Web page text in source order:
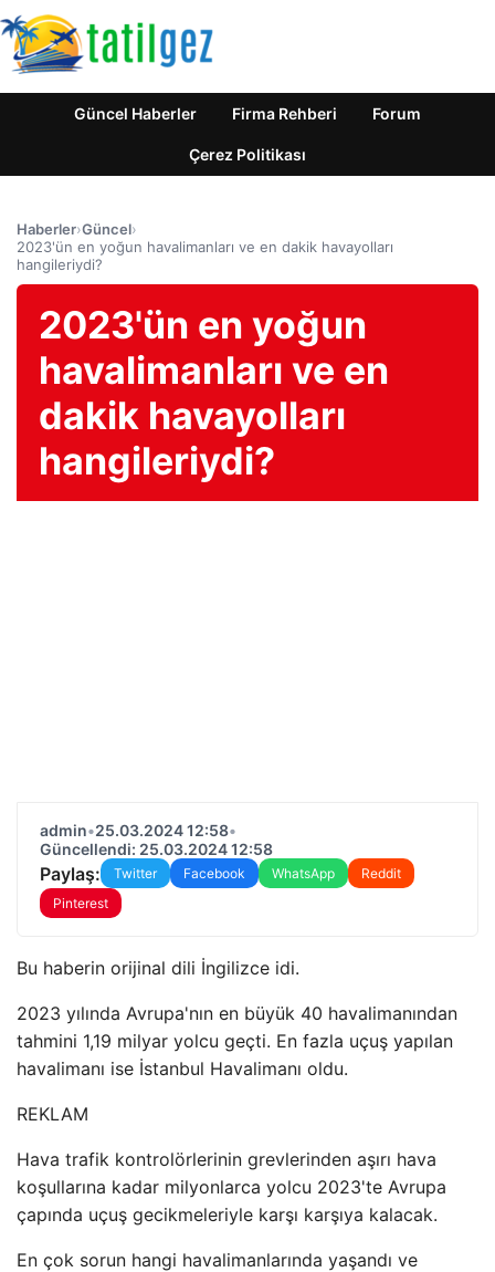
Güncel Haberler Firma Rehberi Forum
Çerez Politikası
Haberler›Güncel›
2023'ün en yoğun havalimanları ve en dakik havayolları
hangileriydi?
2023'ün en yoğun
havalimanları ve en
dakik havayolları
hangileriydi?
admin•25.03.2024 12:58•
Güncellendi: 25.03.2024 12:58
Paylaş: Twitter Facebook WhatsApp
Reddit
Pinterest
Bu haberin orijinal dili İngilizce idi.
2023 yılında Avrupa'nın en büyük 40 havalimanından
tahmini 1,19 milyar yolcu geçti. En fazla uçuş yapılan
havalimanı ise İstanbul Havalimanı oldu.
REKLAM
Hava trafik kontrolörlerinin grevlerinden aşırı hava
koşullarına kadar milyonlarca yolcu 2023'te Avrupa
çapında uçuş gecikmeleriyle karşı karşıya kalacak.
En çok sorun hangi havalimanlarında yaşandı ve